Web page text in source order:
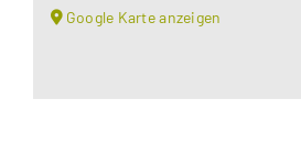
Google Karte anzeigen